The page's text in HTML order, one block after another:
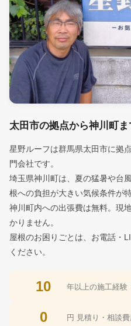
太田市の拠点から神川町
星野ルーフは群馬県太田市に拠
門会社です。
埼玉県神川町は、夏の猛暑や台
根への負担が大きい気候条件が特
神川町内への出張費は無料。現
かりません。
屋根のお困りごとは、お電話・
ください。
10 年以上の施工経験
0 円 見積り・相談費